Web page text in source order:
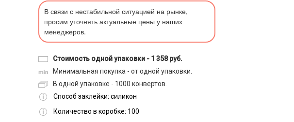
В связи с нестабильной ситуацией на рынке,
просим уточнять актуальные цены у наших
менеджеров.
Стоимость одной упаковки - 1 358 руб.
Минимальная покупка - от одной упаковки.
В одной упаковке - 1000 конвертов.
Способ заклейки: силикон
Количество в коробке: 100